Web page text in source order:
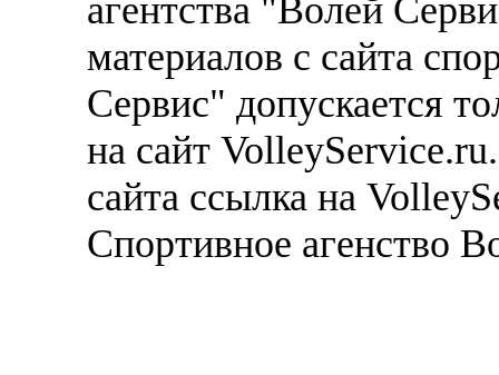
агентства "Волей
материалов с сайта
Сервис" допускается
на сайт
сайта ссылка на
Спортивное агенство